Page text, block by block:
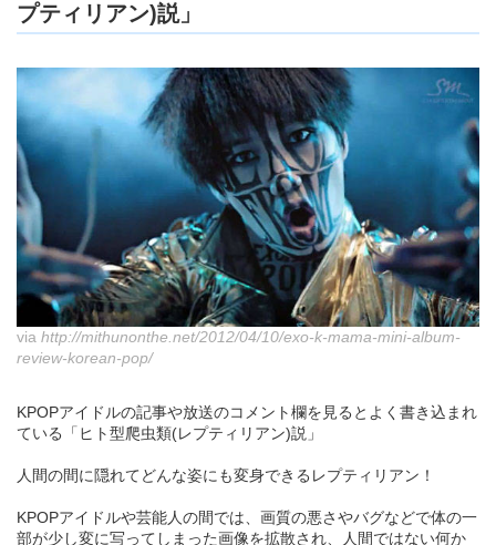
プティリアン)説」
via http://mithunonthe.net/2012/04/10/exo-k-mama-mini-album-
review-korean-pop/
KPOPアイドルの記事や放送のコメント欄を見るとよく書き込まれ
ている「ヒト型爬虫類(レプティリアン)説」
人間の間に隠れてどんな姿にも変身できるレプティリアン！
KPOPアイドルや芸能人の間では、画質の悪さやバグなどで体の一
部が少し変に写ってしまった画像を拡散され、人間ではない何か